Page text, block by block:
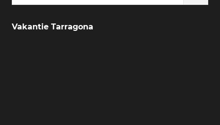
Vakantie Tarragona